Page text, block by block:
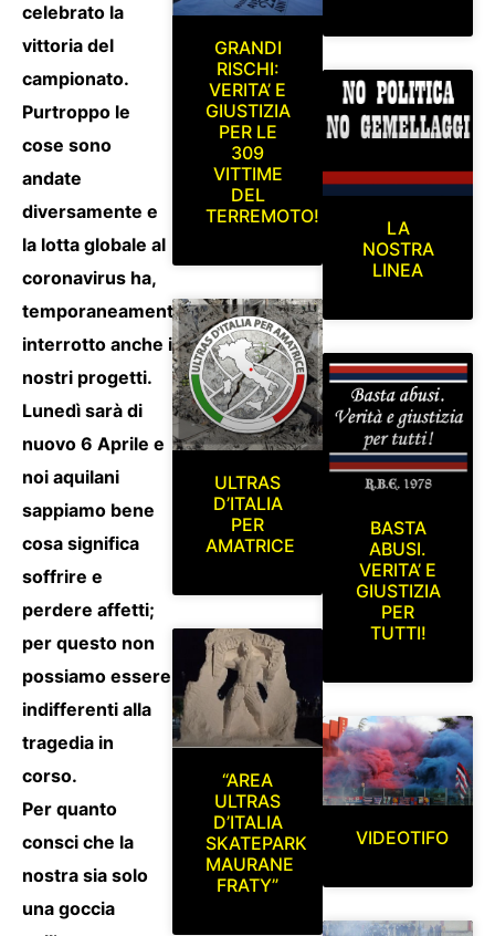
celebrato la
vittoria del
campionato.
Purtroppo le
cose sono
andate
diversamente e
la lotta globale al
coronavirus ha,
temporaneamente,
interrotto anche i
nostri progetti.
Lunedì sarà di
nuovo 6 Aprile e
noi aquilani
sappiamo bene
cosa significa
soffrire e
perdere affetti;
per questo non
possiamo essere
indifferenti alla
tragedia in
corso.
Per quanto
consci che la
nostra sia solo
una goccia
GRANDI
RISCHI:
VERITA’ E
GIUSTIZIA
PER LE
309
VITTIME
DEL
TERREMOTO!
ULTRAS
D’ITALIA
PER
AMATRICE
“AREA
ULTRAS
D’ITALIA
SKATEPARK
MAURANE
FRATY”
LA
NOSTRA
LINEA
BASTA
ABUSI.
VERITA’ E
GIUSTIZIA
PER
TUTTI!
VIDEOTIFO